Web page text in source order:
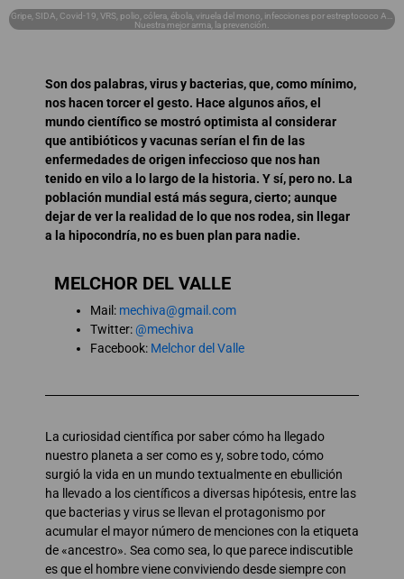
Gripe, SIDA, Covid-19, VRS, polio, cólera, ébola, viruela del mono, infecciones por estreptococo A…
Nuestra mejor arma, la prevención.
Son dos palabras, virus y bacterias, que, como mínimo,
nos hacen torcer el gesto. Hace algunos años, el
mundo científico se mostró optimista al considerar
que antibióticos y vacunas serían el fin de las
enfermedades de origen infeccioso que nos han
tenido en vilo a lo largo de la historia. Y sí, pero no. La
población mundial está más segura, cierto; aunque
dejar de ver la realidad de lo que nos rodea, sin llegar
a la hipocondría, no es buen plan para nadie.
MELCHOR DEL VALLE
Mail: mechiva@gmail.com
Twitter:@mechiva
Facebook: Melchor del Valle
La curiosidad científica por saber cómo ha llegado
nuestro planeta a ser como es y, sobre todo, cómo
surgió la vida en un mundo textualmente en ebullición
ha llevado a los científicos a diversas hipótesis, entre las
que bacterias y virus se llevan el protagonismo por
acumular el mayor número de menciones con la etiqueta
de «ancestro». Sea como sea, lo que parece indiscutible
es que el hombre viene conviviendo desde siempre con